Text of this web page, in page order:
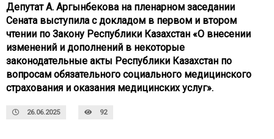
Депутат А. Аргынбекова на пленарном заседании
Сената выступила с докладом в первом и втором
чтении по Закону Республики Казахстан «О внесении
изменений и дополнений в некоторые
законодательные акты Республики Казахстан по
вопросам обязательного социального медицинского
страхования и оказания медицинских услуг».
26.06.2025 92